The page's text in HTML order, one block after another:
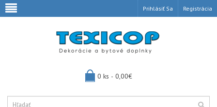
Prihlásiť Sa Registrácia
0 ks - 0,00€